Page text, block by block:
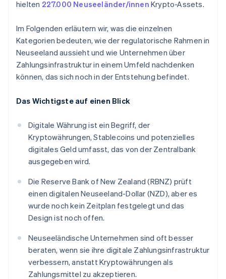
hielten 227.000 Neuseeländer/innen Krypto-Assets.
Im Folgenden erläutern wir, was die einzelnen
Kategorien bedeuten, wie der regulatorische Rahmen in
Neuseeland aussieht und wie Unternehmen über
Zahlungsinfrastruktur in einem Umfeld nachdenken
können, das sich noch in der Entstehung befindet.
Das Wichtigste auf einen Blick
Digitale Währung ist ein Begriff, der
Kryptowährungen, Stablecoins und potenzielles
digitales Geld umfasst, das von der Zentralbank
ausgegeben wird.
Die Reserve Bank of New Zealand (RBNZ) prüft
einen digitalen Neuseeland-Dollar (NZD), aber es
wurde noch kein Zeitplan festgelegt und das
Design ist noch offen.
Neuseeländische Unternehmen sind oft besser
beraten, wenn sie ihre digitale Zahlungsinfrastruktur
verbessern, anstatt Kryptowährungen als
Zahlungsmittel zu akzeptieren.